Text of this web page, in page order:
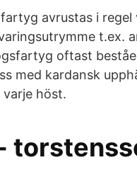
avrustas i regel
t.ex.
oftast
med kardansk
höst.